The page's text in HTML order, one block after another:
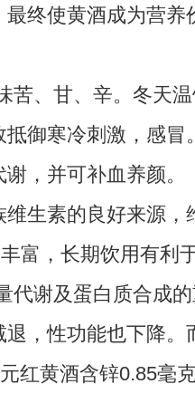
终使黄酒成为营养
苦、甘、辛。冬天
御寒冷刺激，感冒
，并可补血养颜。
维生素的良好来源，
富，长期饮用有利
代谢及蛋白质合成
，性功能也下降。
红黄酒含锌0.85毫